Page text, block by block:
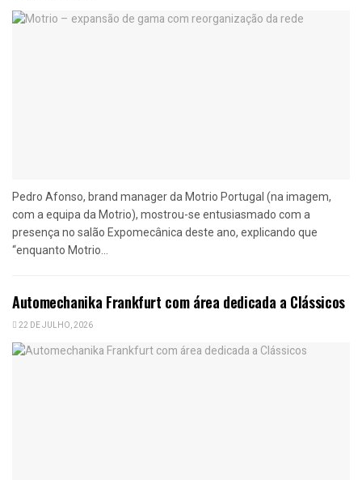
Pedro Afonso, brand manager da Motrio Portugal (na imagem,
com a equipa da Motrio), mostrou-se entusiasmado com a
presença no salão Expomecânica deste ano, explicando que
“enquanto Motrio...
Automechanika Frankfurt com área dedicada a Clássicos
22 DE JULHO, 2026